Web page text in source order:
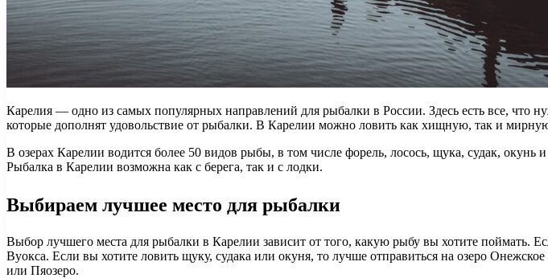
Карелия — одно из самых популярных направлений для рыбалки в России. Здесь есть все,
которые дополнят удовольствие от рыбалки. В Карелии можно ловить как хищную, так и
В озерах Карелии водится более 50 видов рыбы, в том числе форель, лосось, щука, судак,
Рыбалка в Карелии возможна как с берега, так и с лодки.
Выбираем лучшее место для рыбалки
Выбор лучшего места для рыбалки в Карелии зависит от того, какую рыбу вы хотите поймать.
Вуокса. Если вы хотите ловить щуку, судака или окуня, то лучше отправиться на озеро
или Пяозеро.